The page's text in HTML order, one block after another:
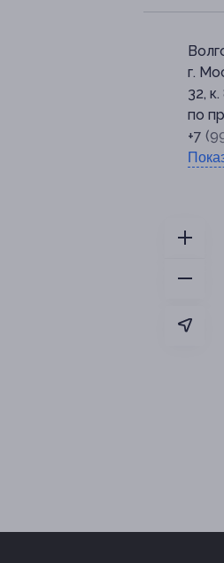
г.
32, к.
по
+7